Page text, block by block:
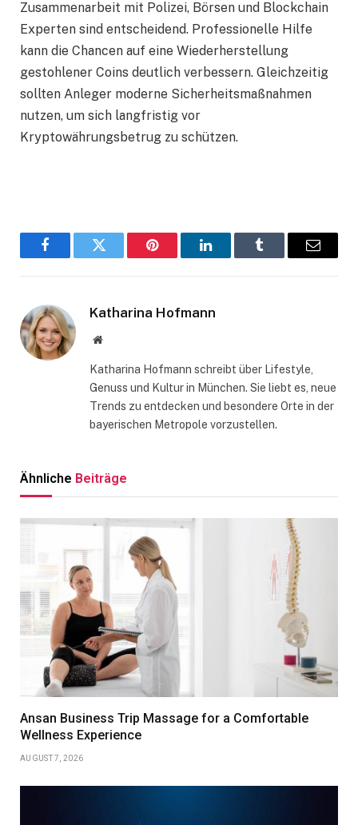
Zusammenarbeit mit Polizei, Börsen und Blockchain
Experten sind entscheidend. Professionelle Hilfe
kann die Chancen auf eine Wiederherstellung
gestohlener Coins deutlich verbessern. Gleichzeitig
sollten Anleger moderne Sicherheitsmaßnahmen
nutzen, um sich langfristig vor
Kryptowährungsbetrug zu schützen.
FacebookTwitter Pinterest LinkedInTumblr Email
Katharina Hofmann
Website
Katharina Hofmann schreibt über Lifestyle,
Genuss und Kultur in München. Sie liebt es, neue
Trends zu entdecken und besondere Orte in der
bayerischen Metropole vorzustellen.
Ähnliche Beiträge
Ansan Business Trip Massage for a Comfortable
Wellness Experience
AUGUST 7, 2026